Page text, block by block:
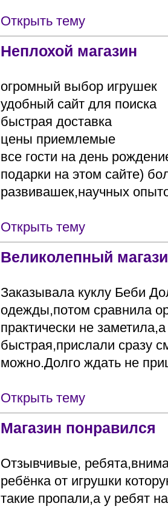
Открыть тему
Неплохой магазин
огромный выбор игрушек
удобный сайт для поиска
быстрая доставка
цены приемлемые
все гости на день
подарки на этом сайте)
развивашек,научных
Открыть тему
Великолепный
Заказывала куклу Беби
одежды,потом сравнила
практически не
быстрая,прислали сразу
можно.Долго ждать не
Открыть тему
Магазин понравился
Отзывчивые,
ребёнка от игрушки
такие пропали,а у ребят